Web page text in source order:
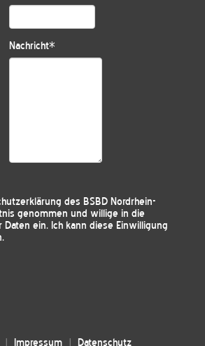
Nachricht*
des BSBD Nordrhein-
genommen und willige in die
ein. Ich kann diese Einwilligung
Impressum Datenschutz